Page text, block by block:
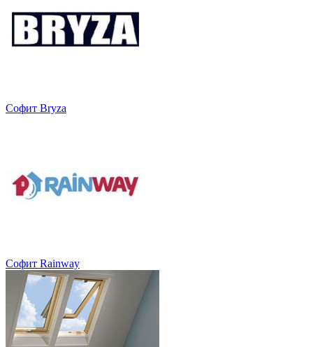
Софит Bryza
Софит Rainway